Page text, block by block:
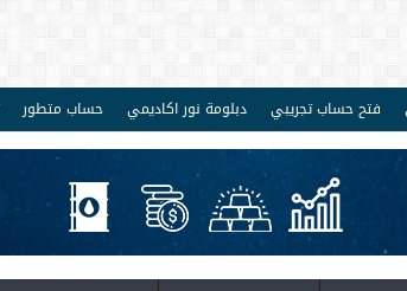
فتح حساب تجريبي دبلومة نور اكاديمي حساب متطور